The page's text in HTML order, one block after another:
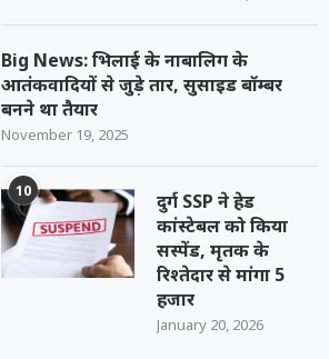
Big News: भिलाई के नाबालिग के
आतंकवादियों से जुड़े तार, सुसाइड बॉम्बर
बनने था तैयार
November 19, 2025
10
दुर्ग SSP ने हेड
कांस्टेबल को किया
सस्पेंड, मृतक के
रिश्तेदार से मांगा 5
हजार
January 20, 2026